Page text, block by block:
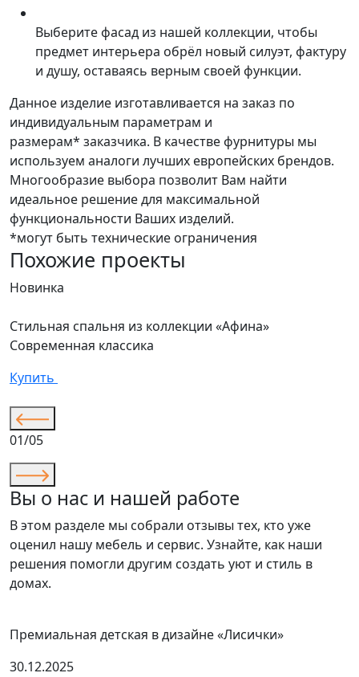
Выберите фасад из нашей коллекции, чтобы
предмет интерьера обрёл новый силуэт, фактуру
и душу, оставаясь верным своей функции.
Данное изделие изготавливается на заказ по
индивидуальным параметрам и
размерам* заказчика. В качестве фурнитуры мы
используем аналоги лучших европейских брендов.
Многообразие выбора позволит Вам найти
идеальное решение для максимальной
функциональности Ваших изделий.
*могут быть технические ограничения
Похожие проекты
Новинка
Стильная спальня из коллекции «Афина»
Современная классика
Купить
01/05
Вы о нас и нашей работе
В этом разделе мы собрали отзывы тех, кто уже
оценил нашу мебель и сервис. Узнайте, как наши
решения помогли другим создать уют и стиль в
домах.
Премиальная детская в дизайне «Лисички»
30.12.2025